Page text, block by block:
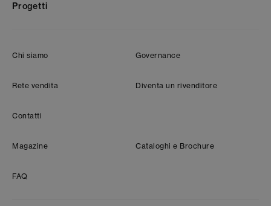
Progetti
Chi siamo Governance
Rete vendita Diventa un rivenditore
Contatti
Magazine Cataloghi e Brochure
FAQ